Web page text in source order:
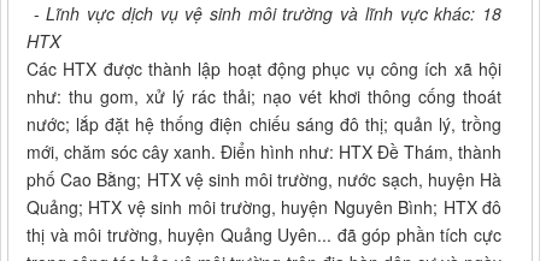
-Lĩnh vực dịch vụ vệ sinh môi trường và lĩnh vực khác: 18
HTX
Các HTX được thành lập hoạt động phục vụ công ích xã hội
như: thu gom, xử lý rác thải; nạo vét khơi thông cống thoát
nước; lắp đặt hệ thống điện chiếu sáng đô thị; quản lý, trồng
mới, chăm sóc cây xanh. Điển hình như: HTX Đề Thám, thành
phố Cao Bằng; HTX vệ sinh môi trường, nước sạch, huyện Hà
Quảng; HTX vệ sinh môi trường, huyện Nguyên Bình; HTX đô
thị và môi trường, huyện Quảng Uyên... đã góp phần tích cực